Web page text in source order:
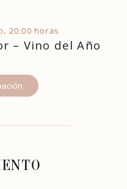
20:00 horas
– Vino del Año